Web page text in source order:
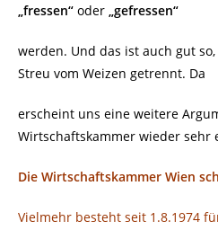
„fressen“ oder „gefressen“
werden. Und das ist auch gut
Streu vom Weizen getrennt. Da
erscheint uns eine weitere
Wirtschaftskammer wieder sehr
Die Wirtschaftskammer Wien
Vielmehr besteht seit 1.8.1974